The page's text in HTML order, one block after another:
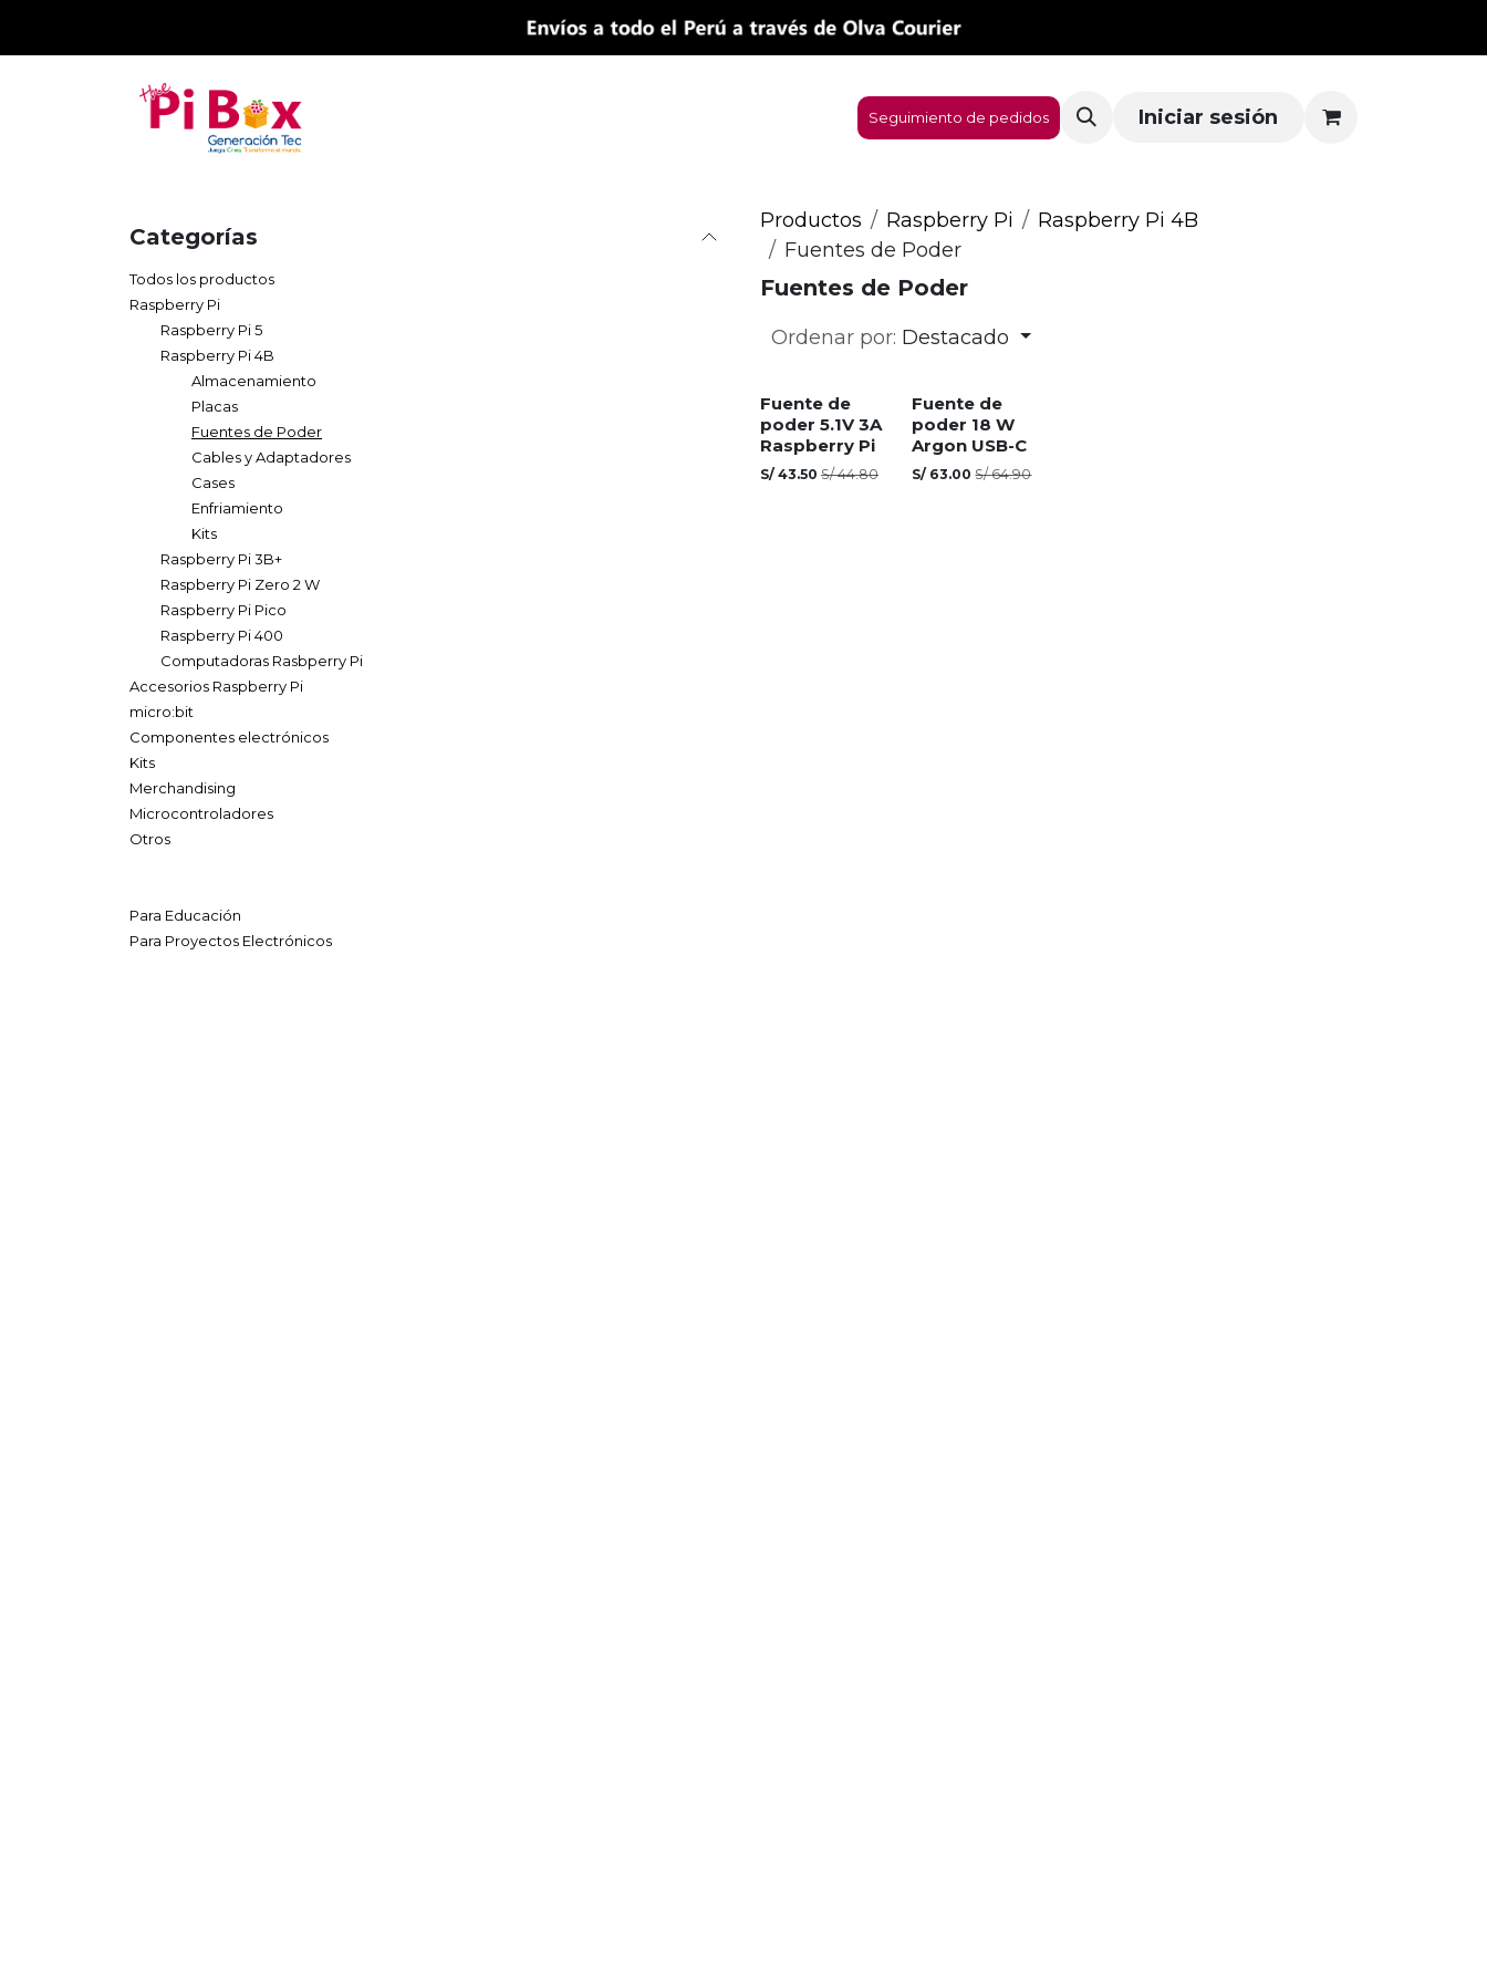
Tienda Seguimiento de pedidos Iniciar sesión
Categorías
Todos los productos
Raspberry Pi
Raspberry Pi 5
Raspberry Pi 4B
Almacenamiento
Placas
Fuentes de Poder
Cables y Adaptadores
Cases
Enfriamiento
Kits
Raspberry Pi 3B+
Raspberry Pi Zero 2 W
Raspberry Pi Pico
Raspberry Pi 400
Computadoras Rasbperry Pi
Accesorios Raspberry Pi
micro:bit
Componentes electrónicos
Kits
Merchandising
Microcontroladores
Otros
Para Educación
Para Proyectos Electrónicos
Productos Raspberry Pi
Raspberry Pi 4B
Fuentes de Poder
Fuentes de Poder
Ordenar por: Destacado
Fuente de
poder 5.1V 3A
Raspberry Pi
S/ 43.50 S/44.80
Fuente de
poder 18 W
Argon USB-C
S/ 63.00 S/64.90